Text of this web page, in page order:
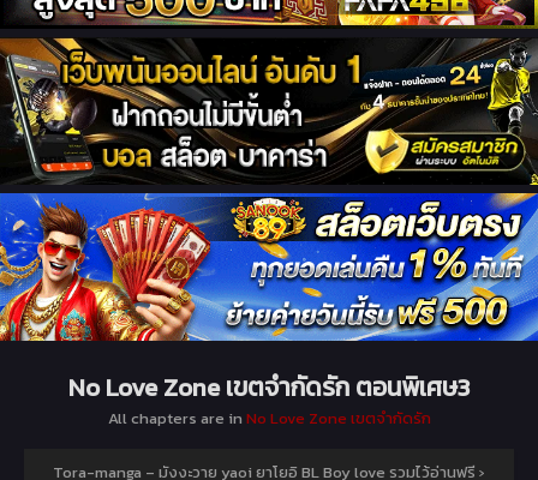
No Love Zone เขตจำกัดรัก ตอนพิเศษ3
All chapters are in No Love Zone เขตจำกัดรัก
Tora-manga – มังงะวาย yaoi ยาโยอิ BL Boy love รวมไว้อ่านฟรี ›